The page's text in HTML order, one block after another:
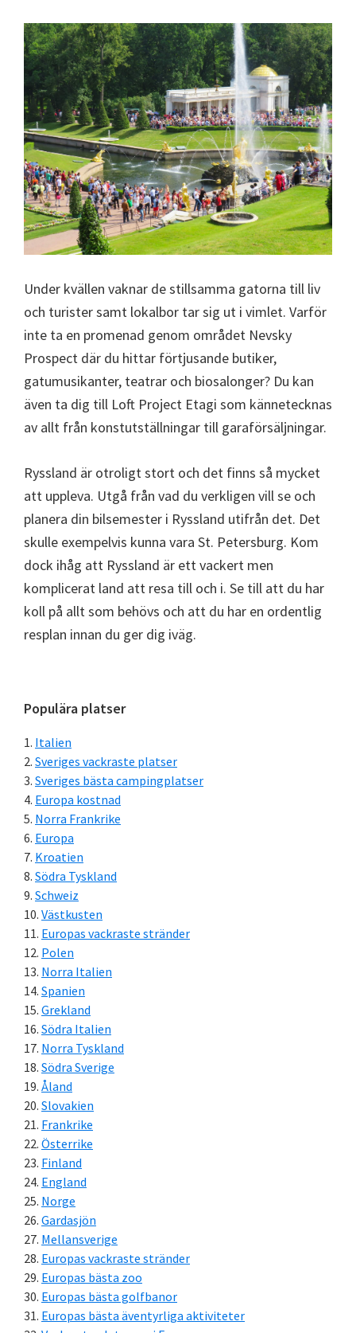
Under kvällen vaknar de stillsamma gatorna till liv
och turister samt lokalbor tar sig ut i vimlet. Varför
inte ta en promenad genom området Nevsky
Prospect där du hittar förtjusande butiker,
gatumusikanter, teatrar och biosalonger? Du kan
även ta dig till Loft Project Etagi som kännetecknas
av allt från konstutställningar till garaförsäljningar.
Ryssland är otroligt stort och det finns så mycket
att uppleva. Utgå från vad du verkligen vill se och
planera din bilsemester i Ryssland utifrån det. Det
skulle exempelvis kunna vara St. Petersburg. Kom
dock ihåg att Ryssland är ett vackert men
komplicerat land att resa till och i. Se till att du har
koll på allt som behövs och att du har en ordentlig
resplan innan du ger dig iväg.
Primärt
sidofält
Populära platser
Italien
Sveriges vackraste platser
Sveriges bästa campingplatser
Europa kostnad
Norra Frankrike
Europa
Kroatien
Södra Tyskland
Schweiz
Västkusten
Europas vackraste stränder
Polen
Norra Italien
Spanien
Grekland
Södra Italien
Norra Tyskland
Södra Sverige
Åland
Slovakien
Frankrike
Österrike
Finland
England
Norge
Gardasjön
Mellansverige
Europas vackraste stränder
Europas bästa zoo
Europas bästa golfbanor
Europas bästa äventyrliga aktiviteter